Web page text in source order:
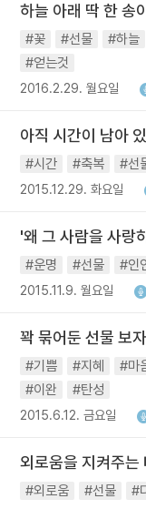
하늘 아래 딱 한 송이
#꽃 #선물 #하늘
#얻는것
2016.2.29. 월요일
아직 시간이 남아
#시간 #축복 #선
2015.12.29. 화요일
'왜 그 사람을 사랑
#운명 #선물 #인
2015.11.9. 월요일
꽉 묶어둔 선물 보
#기쁨 #지혜 #마
#이완
#탄성
2015.6.12. 금요일
외로움을 지켜주는
#외로움 #선물 #